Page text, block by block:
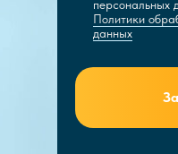
персональных
Политики
данных